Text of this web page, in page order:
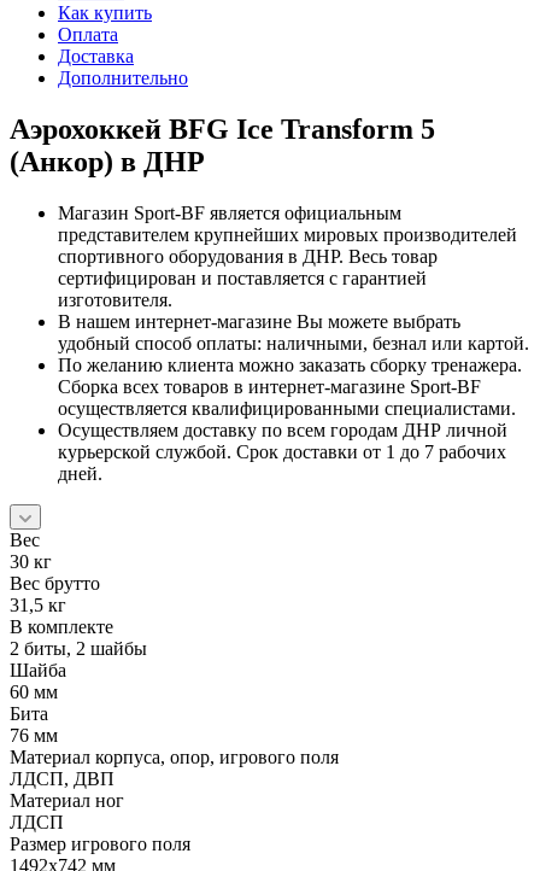
Как купить
Оплата
Доставка
Дополнительно
Аэрохоккей BFG Ice Transform 5
(Анкор) в ДНР
Магазин Sport-BF является официальным
представителем крупнейших мировых производителей
спортивного оборудования в ДНР. Весь товар
сертифицирован и поставляется с гарантией
изготовителя.
В нашем интернет-магазине Вы можете выбрать
удобный способ оплаты: наличными, безнал или картой.
По желанию клиента можно заказать сборку тренажера.
Сборка всех товаров в интернет-магазине Sport-BF
осуществляется квалифицированными специалистами.
Осуществляем доставку по всем городам ДНР личной
курьерской службой. Срок доставки от 1 до 7 рабочих
дней.
Вес
30 кг
Вес брутто
31,5 кг
В комплекте
2 биты, 2 шайбы
Шайба
60 мм
Бита
76 мм
Материал корпуса, опор, игрового поля
ЛДСП, ДВП
Материал ног
ЛДСП
Размер игрового поля
1492х742 мм